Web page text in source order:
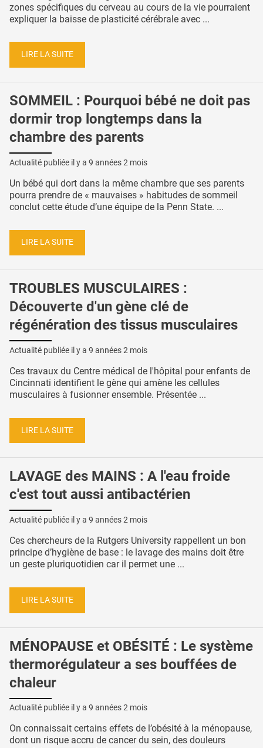
zones spécifiques du cerveau au cours de la vie pourraient
expliquer la baisse de plasticité cérébrale avec ...
LIRE LA SUITE
SOMMEIL : Pourquoi bébé ne doit pas
dormir trop longtemps dans la
chambre des parents
Actualité publiée il y a 9 années 2 mois
Un bébé qui dort dans la même chambre que ses parents
pourra prendre de « mauvaises » habitudes de sommeil
conclut cette étude d’une équipe de la Penn State. ...
LIRE LA SUITE
TROUBLES MUSCULAIRES :
Découverte d'un gène clé de
régénération des tissus musculaires
Actualité publiée il y a 9 années 2 mois
Ces travaux du Centre médical de l'hôpital pour enfants de
Cincinnati identifient le gène qui amène les cellules
musculaires à fusionner ensemble. Présentée ...
LIRE LA SUITE
LAVAGE des MAINS : A l'eau froide
c'est tout aussi antibactérien
Actualité publiée il y a 9 années 2 mois
Ces chercheurs de la Rutgers University rappellent un bon
principe d’hygiène de base : le lavage des mains doit être
un geste pluriquotidien car il permet une ...
LIRE LA SUITE
MÉNOPAUSE et OBÉSITÉ : Le système
thermorégulateur a ses bouffées de
chaleur
Actualité publiée il y a 9 années 2 mois
On connaissait certains effets de l’obésité à la ménopause,
dont un risque accru de cancer du sein, des douleurs